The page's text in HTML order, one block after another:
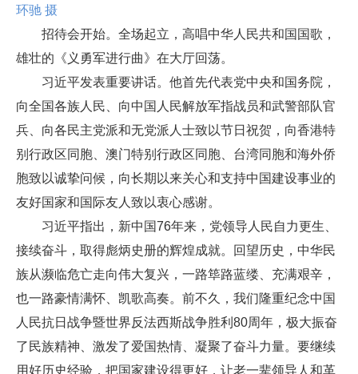
环驰 摄
招待会开始。全场起立，高唱中华人民共和国国歌，
雄壮的《义勇军进行曲》在大厅回荡。
习近平发表重要讲话。他首先代表党中央和国务院，
向全国各族人民、向中国人民解放军指战员和武警部队官
兵、向各民主党派和无党派人士致以节日祝贺，向香港特
别行政区同胞、澳门特别行政区同胞、台湾同胞和海外侨
胞致以诚挚问候，向长期以来关心和支持中国建设事业的
友好国家和国际友人致以衷心感谢。
习近平指出，新中国76年来，党领导人民自力更生、
接续奋斗，取得彪炳史册的辉煌成就。回望历史，中华民
族从濒临危亡走向伟大复兴，一路筚路蓝缕、充满艰辛，
也一路豪情满怀、凯歌高奏。前不久，我们隆重纪念中国
人民抗日战争暨世界反法西斯战争胜利80周年，极大振奋
了民族精神、激发了爱国热情、凝聚了奋斗力量。要继续
用好历史经验，把国家建设得更好，让老一辈领导人和革